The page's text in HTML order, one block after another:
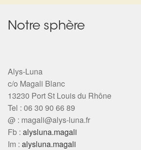
Notre sphère
Alys-Luna
c/o Magali Blanc
13230 Port St Louis du Rhône
Tel : 06 30 90 66 89
@ : magali@alys-luna.fr
Fb : alysluna.magali
Im : alysluna.magali